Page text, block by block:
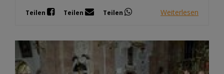
Teilen Teilen Teilen Weiterlesen